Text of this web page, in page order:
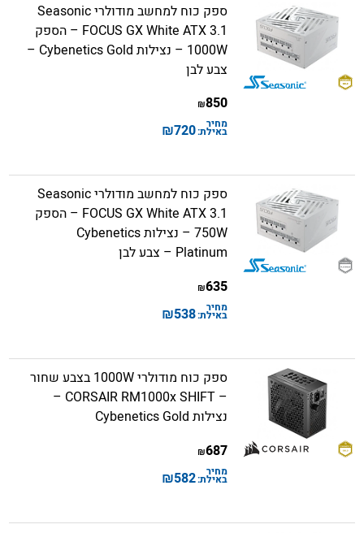
ספק כוח למחשב מודולרי Seasonic
FOCUS GX White ATX 3.1 – הספק
1000W – נצילות Cybenetics Gold –
צבע לבן
850
₪
מחיר
באילת:720
₪
ספק כוח למחשב מודולרי Seasonic
FOCUS GX White ATX 3.1 – הספק
750W – נצילות Cybenetics
Platinum – צבע לבן
635
₪
מחיר
באילת:538
₪
ספק כוח מודולרי 1000W בצבע שחור
– CORSAIR RM1000x SHIFT –
נצילות Cybenetics Gold
687
₪
מחיר
באילת:582
₪